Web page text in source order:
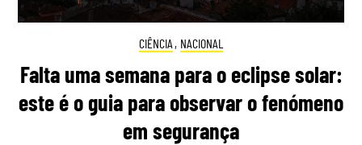
CIÊNCIA , NACIONAL
Falta uma semana para o eclipse solar:
este é o guia para observar o fenómeno
em segurança